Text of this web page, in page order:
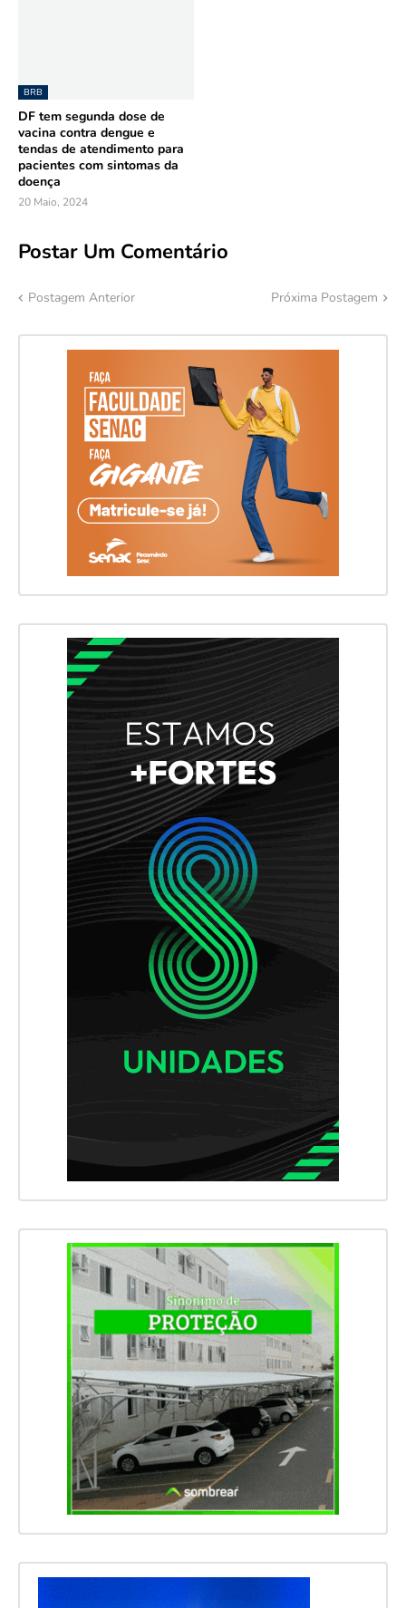
BRB
DF tem segunda dose de
vacina contra dengue e
tendas de atendimento para
pacientes com sintomas da
doença
20 Maio, 2024
Postar Um Comentário
Postagem Anterior Próxima Postagem